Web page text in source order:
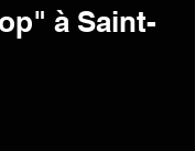
à Saint-